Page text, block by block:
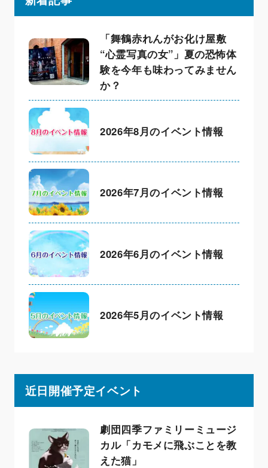
「舞鶴赤れんがお化け屋敷
“心霊写真の女”」夏の恐怖体
験を今年も味わってみません
か？
2026年8月のイベント情報
2026年7月のイベント情報
2026年6月のイベント情報
2026年5月のイベント情報
近日開催予定イベント
劇団四季ファミリーミュージ
カル「カモメに飛ぶことを教
えた猫」